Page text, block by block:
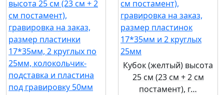
Кубок (желтый) высота
25 см (23 см + 2 см
постамент), г…